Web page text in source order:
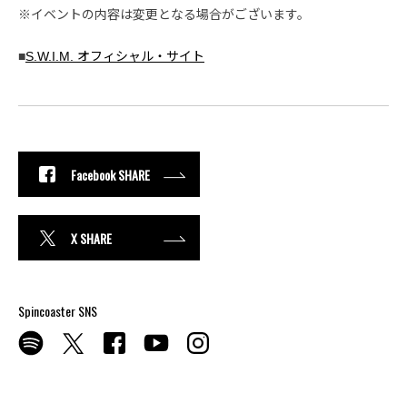
※イベントの内容は変更となる場合がございます。
■S.W.I.M. オフィシャル・サイト
Facebook SHARE
X SHARE
Spincoaster SNS